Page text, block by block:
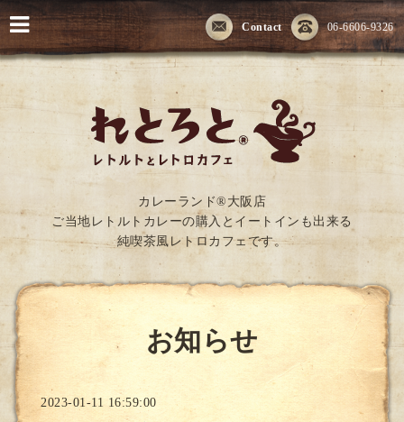
06-6606-9326
Contact
カレーランド®大阪店
ご当地レトルトカレーの購入とイートインも出来る
純喫茶風レトロカフェです。
お知らせ
2023-01-11 16:59:00